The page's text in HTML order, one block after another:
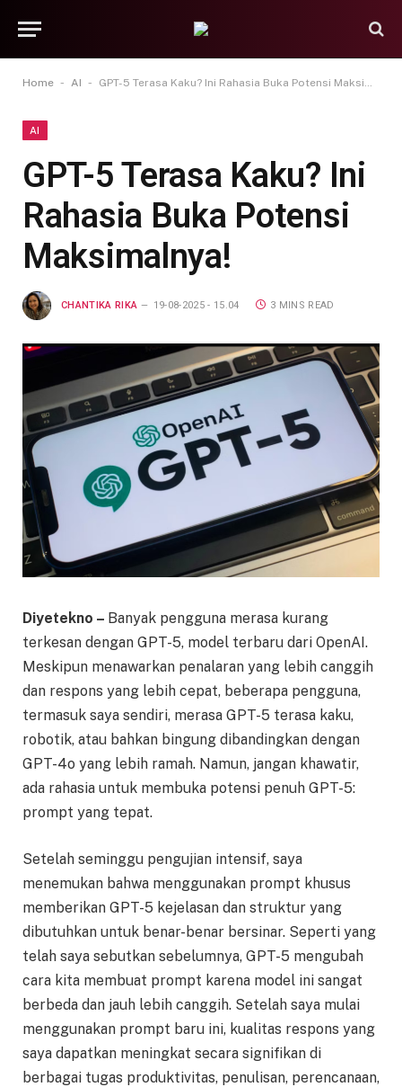
Home - AI - GPT-5 Terasa Kaku? Ini Rahasia Buka Potensi Maksimalnya!
AI
GPT-5 Terasa Kaku? Ini
Rahasia Buka Potensi
Maksimalnya!
CHANTIKA RIKA 19-08-2025 - 15.04 3 MINS READ
Diyetekno – Banyak pengguna merasa kurang
terkesan dengan GPT-5, model terbaru dari OpenAI.
Meskipun menawarkan penalaran yang lebih canggih
dan respons yang lebih cepat, beberapa pengguna,
termasuk saya sendiri, merasa GPT-5 terasa kaku,
robotik, atau bahkan bingung dibandingkan dengan
GPT-4o yang lebih ramah. Namun, jangan khawatir,
ada rahasia untuk membuka potensi penuh GPT-5:
prompt yang tepat.
Setelah seminggu pengujian intensif, saya
menemukan bahwa menggunakan prompt khusus
memberikan GPT-5 kejelasan dan struktur yang
dibutuhkan untuk benar-benar bersinar. Seperti yang
telah saya sebutkan sebelumnya, GPT-5 mengubah
cara kita membuat prompt karena model ini sangat
berbeda dan jauh lebih canggih. Setelah saya mulai
menggunakan prompt baru ini, kualitas respons yang
saya dapatkan meningkat secara signifikan di
berbagai tugas produktivitas, penulisan, perencanaan,